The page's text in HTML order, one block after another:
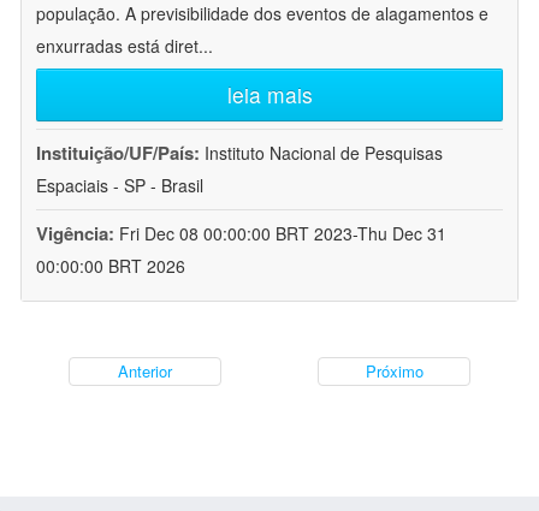
população. A previsibilidade dos eventos de alagamentos e
enxurradas está diret...
leia mais
Instituição/UF/País: Instituto Nacional de Pesquisas
Espaciais - SP - Brasil
Vigência: Fri Dec 08 00:00:00 BRT 2023-Thu Dec 31
00:00:00 BRT 2026
Anterior Próximo